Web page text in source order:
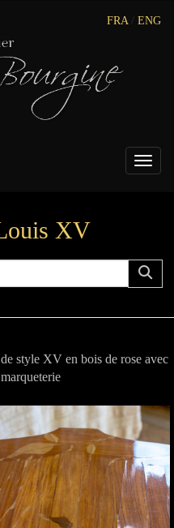
FRA/ ENG
XV
style XV en bois de rose avec